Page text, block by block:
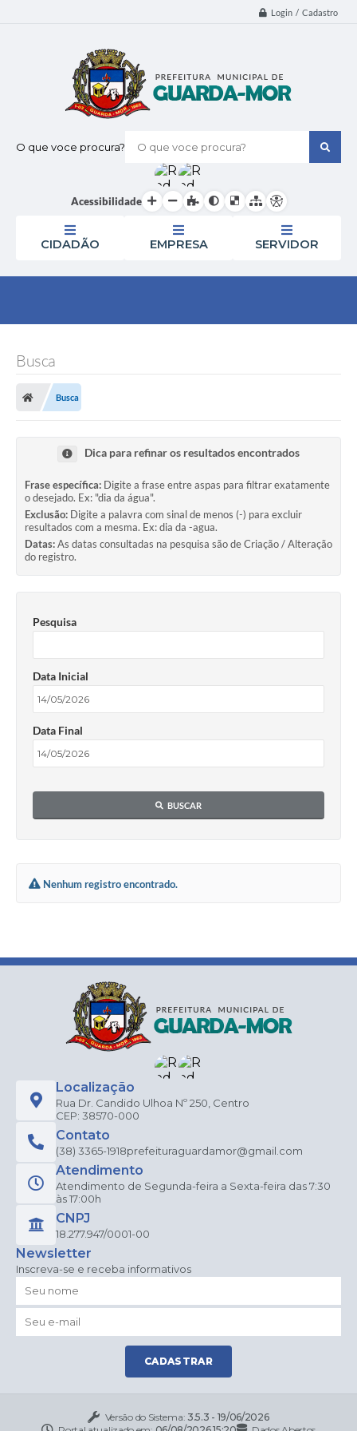
Login / Cadastro
O que voce procura?
Acessibilidade
CIDADÃO EMPRESA SERVIDOR
Busca
Busca
Dica para refinar os resultados encontrados
Frase específica: Digite a frase entre aspas para filtrar exatamente
o desejado. Ex: "dia da água".
Exclusão: Digite a palavra com sinal de menos (-) para excluir
resultados com a mesma. Ex: dia da -agua.
Datas:As datas consultadas na pesquisa são de Criação / Alteração
do registro.
Pesquisa
Data Inicial
Data Final
BUSCAR
Nenhum registro encontrado.
Localização
Rua Dr. Candido Ulhoa Nº 250, Centro
CEP: 38570-000
Contato
(38) 3365-1918prefeituraguardamor@gmail.com
Atendimento
Atendimento de Segunda-feira a Sexta-feira das 7:30
às 17:00h
CNPJ
18.277.947/0001-00
Newsletter
Inscreva-se e receba informativos
CADASTRAR
Versão do Sistema: 3.5.3 - 19/06/2026